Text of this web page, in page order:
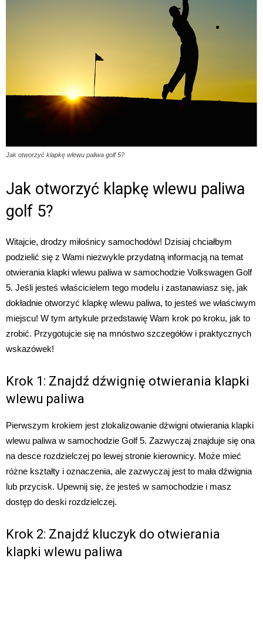
Jak otworzyć klapkę wlewu paliwa golf 5?
Jak otworzyć klapkę wlewu paliwa
golf 5?
Witajcie, drodzy miłośnicy samochodów! Dzisiaj chciałbym
podzielić się z Wami niezwykle przydatną informacją na temat
otwierania klapki wlewu paliwa w samochodzie Volkswagen Golf
5. Jeśli jesteś właścicielem tego modelu i zastanawiasz się, jak
dokładnie otworzyć klapkę wlewu paliwa, to jesteś we właściwym
miejscu! W tym artykule przedstawię Wam krok po kroku, jak to
zrobić. Przygotujcie się na mnóstwo szczegółów i praktycznych
wskazówek!
Krok 1: Znajdź dźwignię otwierania klapki
wlewu paliwa
Pierwszym krokiem jest zlokalizowanie dźwigni otwierania klapki
wlewu paliwa w samochodzie Golf 5. Zazwyczaj znajduje się ona
na desce rozdzielczej po lewej stronie kierownicy. Może mieć
różne kształty i oznaczenia, ale zazwyczaj jest to mała dźwignia
lub przycisk. Upewnij się, że jesteś w samochodzie i masz
dostęp do deski rozdzielczej.
Krok 2: Znajdź kluczyk do otwierania
klapki wlewu paliwa